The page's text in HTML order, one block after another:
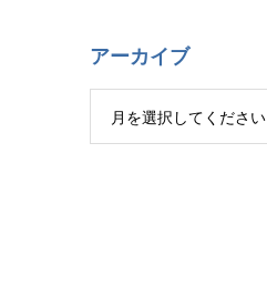
アーカイブ
月を選択してください